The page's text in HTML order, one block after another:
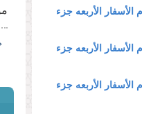
الأربعه جزء
الأربعه جزء
الأربعه جزء